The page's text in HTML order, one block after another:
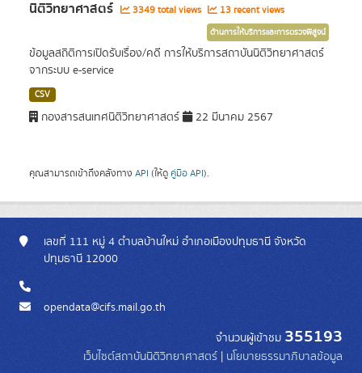
นิติวิทยาศาสตร์ 3349 total views 13 recent views
ด้านการให้บริการและการตรวจพิสูจน์
ข้อมูลสถิติการเปิดรับเรื่อง/คดี การให้บริการสถาบันนิติวิทยาศาสตร์
จากระบบ e-service
CSV
กองสารสนเทศนิติวิทยาศาสตร์ 22 มีนาคม 2567
คุณสามารถเข้าถึงคลังทาง API (ให้ดู คู่มือ API).
เลขที่ 111 หมู่ 4 ตำบลบ้านใหม่ อำเภอเมืองปทุมธานี จังหวัด
ปทุมธานี 12000
opendata@cifs.mail.go.th
จำนวนผู้เข้าชม 355193
เว็บไซต์สถาบันนิติวิทยาศาสตร์ | นโยบายธรรมาภิบาลข้อมูล